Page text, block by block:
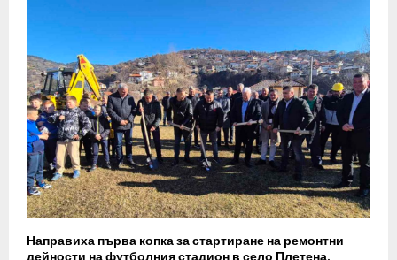
Направиха първа копка за стартиране на ремонтни